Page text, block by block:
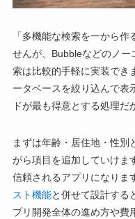
「多機能な検索を一から
せんが、Bubbleなどのノー
索は比較的手軽に実装でき
ータベースを絞り込んで表
ドが最も得意とする処理だ
まずは年齢・居住地・性別
がら項目を追加していけま
信頼されるアプリになりま
スト機能と併せて設計する
プリ開発全体の進め方や費